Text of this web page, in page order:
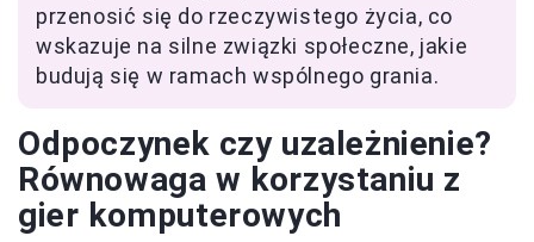
przenosić się do rzeczywistego życia, co
wskazuje na silne związki społeczne, jakie
budują się w ramach wspólnego grania.
Odpoczynek czy uzależnienie?
Równowaga w korzystaniu z
gier komputerowych